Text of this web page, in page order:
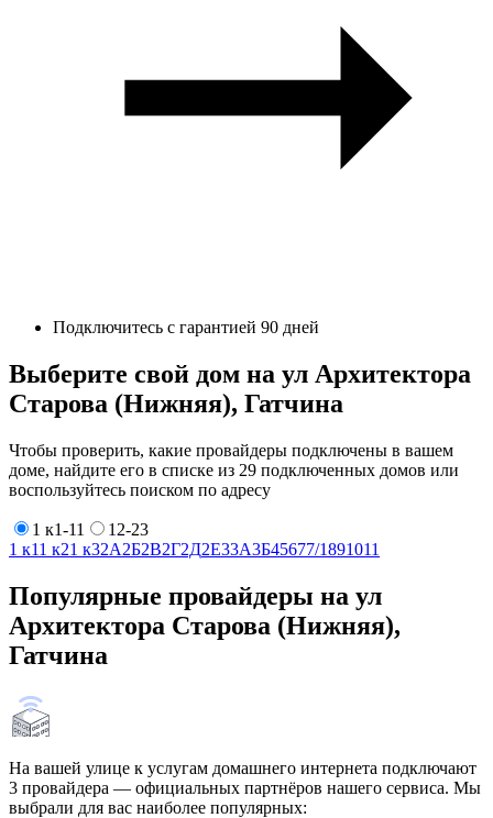
Подключитесь с гарантией 90 дней
Выберите свой дом на ул Архитектора
Старова (Нижняя), Гатчина
Чтобы проверить, какие провайдеры подключены в вашем
доме, найдите его в списке из 29 подключенных домов или
воспользуйтесь поиском по адресу
1 к1-11
12-23
1 к11 к21 к32А2Б2В2Г2Д2Е33А3Б45677/1891011
Популярные провайдеры на ул
Архитектора Старова (Нижняя),
Гатчина
На вашей улице к услугам домашнего интернета подключают
3 провайдера — официальных партнёров нашего сервиса. Мы
выбрали для вас наиболее популярных: